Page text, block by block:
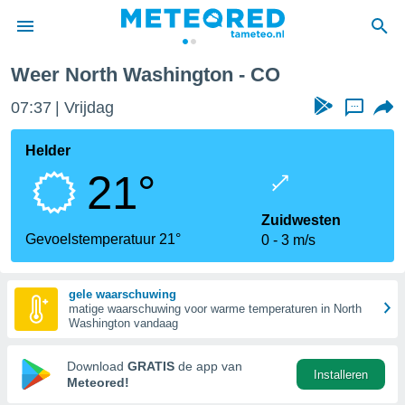
door
verstrekte
hoge
hebt de
voor
op basis
Weer North Washington - CO
07:37 Vrijdag ...
Helder
21°
Gevoelstemperatuur 21°
Zuidwesten
0
3 m/s
gele waarschuwing
matige waarschuwing voor warme temperaturen in North
Washington vandaag
Download GRATIS de app van
Meteored!
Installeren